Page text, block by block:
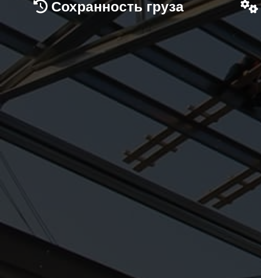
Сохранность груза